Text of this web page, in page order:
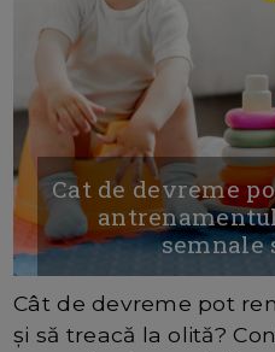
Cat de devreme
semnale
Cât de devreme pot
și să treacă la olită?